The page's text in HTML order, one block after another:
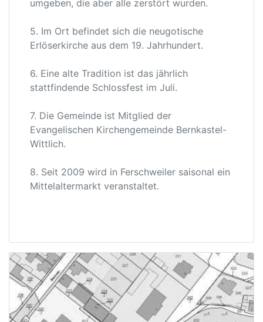
umgeben, die aber alle zerstört wurden.
5. Im Ort befindet sich die neugotische
Erlöserkirche aus dem 19. Jahrhundert.
6. Eine alte Tradition ist das jährlich
stattfindende Schlossfest im Juli.
7. Die Gemeinde ist Mitglied der
Evangelischen Kirchengemeinde Bernkastel-
Wittlich.
8. Seit 2009 wird in Ferschweiler saisonal ein
Mittelaltermarkt veranstaltet.